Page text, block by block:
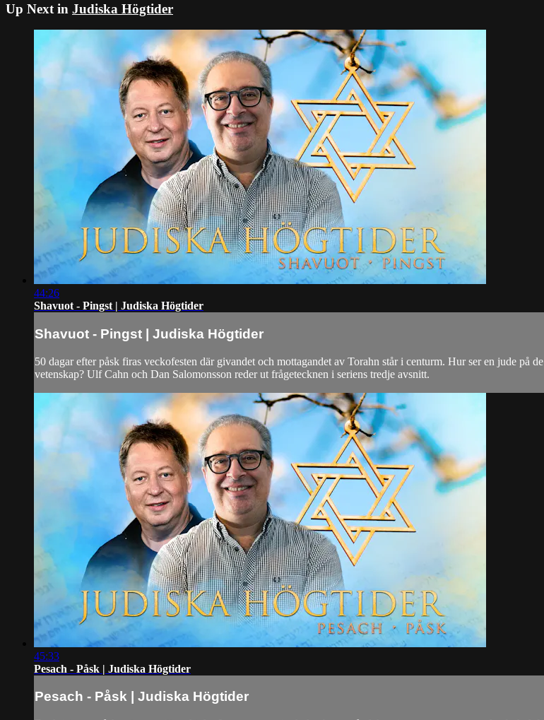
Up Next in Judiska Högtider
44:26
Shavuot - Pingst | Judiska Högtider
Shavuot - Pingst | Judiska Högtider
50 dagar efter påsk firas veckofesten där givandet och mottagandet av Torahn står i centurm. Hur ser en jude på
vetenskap? Ulf Cahn och Dan Salomonsson reder ut frågetecknen i seriens tredje avsnitt.
45:33
Pesach - Påsk | Judiska Högtider
Pesach - Påsk | Judiska Högtider